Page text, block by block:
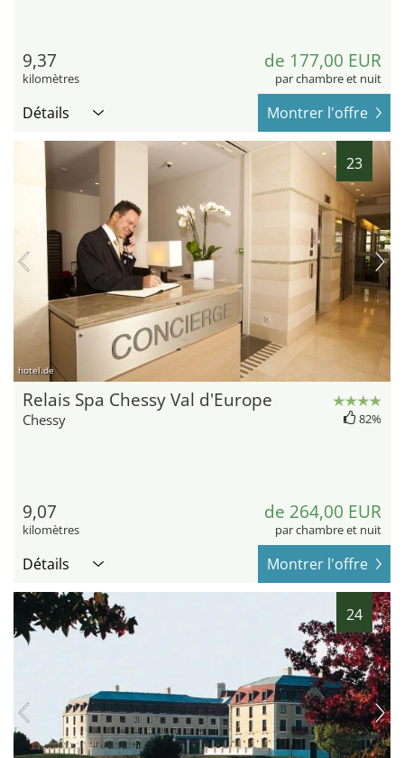
9,37
kilomètres
de 177,00 EUR
par chambre et nuit
Détails Montrer l'offre
23
hotel.de
Relais Spa Chessy Val d'Europe
Chessy 82%
9,07
kilomètres
de 264,00 EUR
par chambre et nuit
Détails Montrer l'offre
24